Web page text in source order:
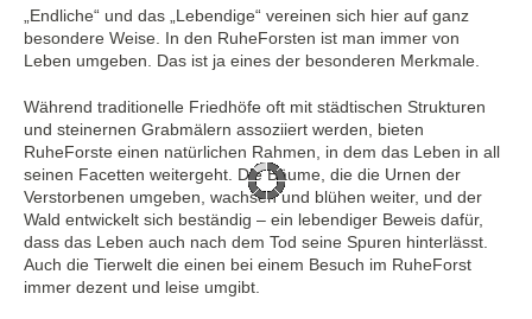
„Endliche“ und das „Lebendige“ vereinen sich hier auf ganz
besondere Weise. In den RuheForsten ist man immer von
Leben umgeben. Das ist ja eines der besonderen Merkmale.
Während traditionelle Friedhöfe oft mit städtischen Strukturen
und steinernen Grabmälern assoziiert werden, bieten
RuheForste einen natürlichen Rahmen, in dem das Leben in all
seinen Facetten weitergeht. Die Bäume, die die Urnen der
Verstorbenen umgeben, wachsen und blühen weiter, und der
Wald entwickelt sich beständig – ein lebendiger Beweis dafür,
dass das Leben auch nach dem Tod seine Spuren hinterlässt.
Auch die Tierwelt die einen bei einem Besuch im RuheForst
immer dezent und leise umgibt.